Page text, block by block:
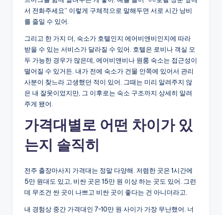
서 전화주세요” 이렇게 구체적으로 말해두면 서로 시간 낭비
를 줄일 수 있어.
그리고 한 가지 더, 숙소가 호텔인지 에어비앤비인지에 따라
받을 수 있는 서비스가 달라질 수 있어. 호텔은 로비나 객실 모
두 가능한 경우가 많은데, 에어비앤비나 원룸 숙소는 접근성이
떨어질 수 있거든. 내가 전에 숙소가 건물 안쪽에 있어서 관리
사분이 찾느라 고생했던 적이 있어. 그때는 미리 알려주지 않
은 내 잘못이었지만, 그 이후로는 숙소 구조까지 상세히 알려
주게 됐어.
가격대별로 어떤 차이가 있
는지 솔직히
전주 출장마사지 가격대는 정말 다양해. 저렴한 곳은 1시간에
5만 원대도 있고, 비싼 곳은 15만 원 이상 하는 곳도 있어. 그런
데 무조건 싼 곳이 나쁘고 비싼 곳이 좋다는 건 아니더라고.
내 경험상 중간 가격대인 7~10만 원 사이가 가장 무난했어. 너